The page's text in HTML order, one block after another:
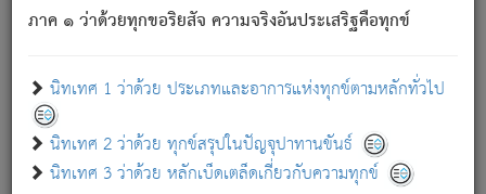
ภาค ๑ ว่าด้วยทุกขอริยสัจ ความจริงอันประเสริฐคือทุกข์
นิทเทศ 1 ว่าด้วย ประเภทและอาการแห่งทุกข์ตามหลักทั่วไป
นิทเทศ 2 ว่าด้วย ทุกข์สรุปในปัญจุปาทานขันธ์
นิทเทศ 3 ว่าด้วย หลักเบ็ดเตล็ดเกี่ยวกับความทุกข์
ภพ ว่ามีได้เพราะวิภพ[2]: เรากล่าวว่า สมณะหรือพราหมณ์ทั้ง
ปวงนั้น ก็ยังสลัดภพออกไปไม่ได้.
ก็ทุกข์นี้มีขึ้น เพราะอาศัยซึ่งอุปธิทั้งปวง.
เพราะความสิ้นไปแห่งอุปาทานทั้งปวง ความเกิดขึ้นแห่ง
ทุกข์จึงไม่มี.
ท่านจงดูโลกนี้เถิด (จะเห็นว่า) สัตว์ทั้งหลายอันอวิชาหนา